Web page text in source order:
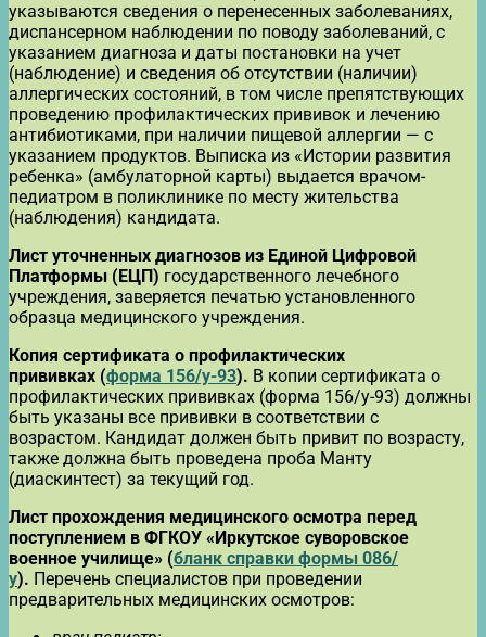
указываются сведения о перенесенных заболеваниях,
диспансерном наблюдении по поводу заболеваний, с
указанием диагноза и даты постановки на учет
(наблюдение) и сведения об отсутствии (наличии)
аллергических состояний, в том числе препятствующих
проведению профилактических прививок и лечению
антибиотиками, при наличии пищевой аллергии — с
указанием продуктов. Выписка из «Истории развития
ребенка» (амбулаторной карты) выдается врачом-
педиатром в поликлинике по месту жительства
(наблюдения) кандидата.
Лист уточненных диагнозов из Единой Цифровой
Платформы (ЕЦП) государственного лечебного
учреждения, заверяется печатью установленного
образца медицинского учреждения.
Копия сертификата о профилактических
прививках (форма 156/у-93). В копии сертификата о
профилактических прививках (форма 156/у-93) должны
быть указаны все прививки в соответствии с
возрастом. Кандидат должен быть привит по возрасту,
также должна быть проведена проба Манту
(диаскинтест) за текущий год.
Лист прохождения медицинского осмотра перед
поступлением в ФГКОУ «Иркутское суворовское
военное училище» (бланк справки формы 086/
у). Перечень специалистов при проведении
предварительных медицинских осмотров: